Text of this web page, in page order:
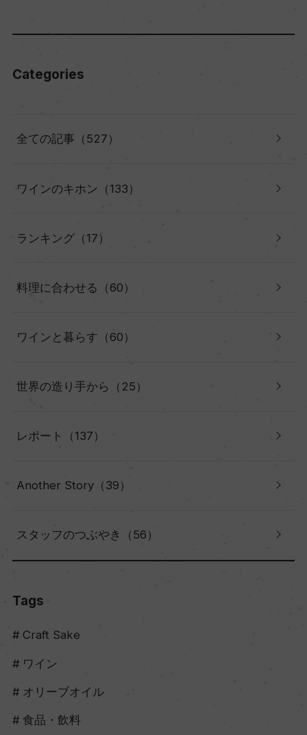
Categories
全ての記事（527）
ワインのキホン（133）
ランキング（17）
料理に合わせる（60）
ワインと暮らす（60）
世界の造り手から（25）
レポート（137）
Another Story（39）
スタッフのつぶやき（56）
Tags
Craft Sake
ワイン
オリーブオイル
食品・飲料